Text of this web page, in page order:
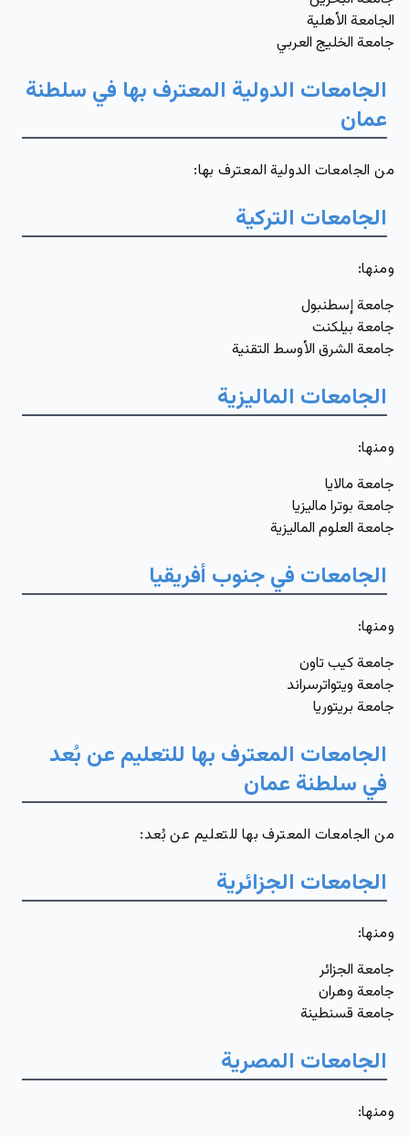
الجامعة الأهلية
جامعة الخليج العربي
الجامعات الدولية المعترف بها في سلطنة
عمان
من الجامعات الدولية المعترف بها:
الجامعات التركية
ومنها:
جامعة إسطنبول
جامعة بيلكنت
جامعة الشرق الأوسط التقنية
الجامعات الماليزية
ومنها:
جامعة مالايا
جامعة بوترا ماليزيا
جامعة العلوم الماليزية
الجامعات في جنوب أفريقيا
ومنها:
جامعة كيب تاون
جامعة ويتواترسراند
جامعة بريتوريا
الجامعات المعترف بها للتعليم عن بُعد
في سلطنة عمان
من الجامعات المعترف بها للتعليم عن بُعد:
الجامعات الجزائرية
ومنها:
جامعة الجزائر
جامعة وهران
جامعة قسنطينة
الجامعات المصرية
ومنها: